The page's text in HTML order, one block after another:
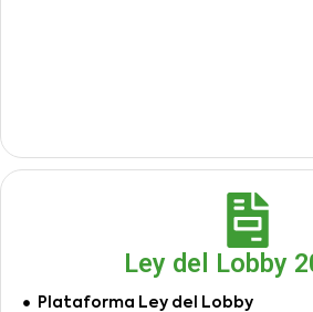
Ley del Lobby
Plataforma Ley del Lobby